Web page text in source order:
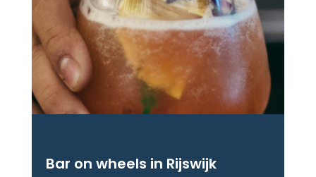
Bar on wheels in Rijswijk